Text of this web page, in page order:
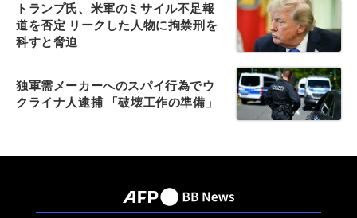
トランプ氏、米軍のミサイル不足報
道を否定 リークした人物に拘禁刑を
科すと脅迫
独軍需メーカーへのスパイ行為でウ
クライナ人逮捕 「破壊工作の準備」